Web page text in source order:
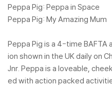
Peppa Pig: Peppa in Space
Peppa Pig: My Amazing Mum
Peppa Pig is a 4-time
ion shown in the UK daily on
Jnr. Peppa is a loveable,
ed with action packed